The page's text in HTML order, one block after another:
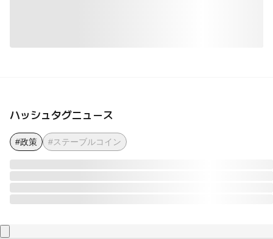
ハッシュタグニュース
#政策 #ステーブルコイン